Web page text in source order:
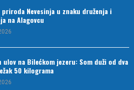
Nevesinja u znaku druženja i
na Alagovcu
ulov na Bilećkom jezeru: Som duži od dva
50 kilograma